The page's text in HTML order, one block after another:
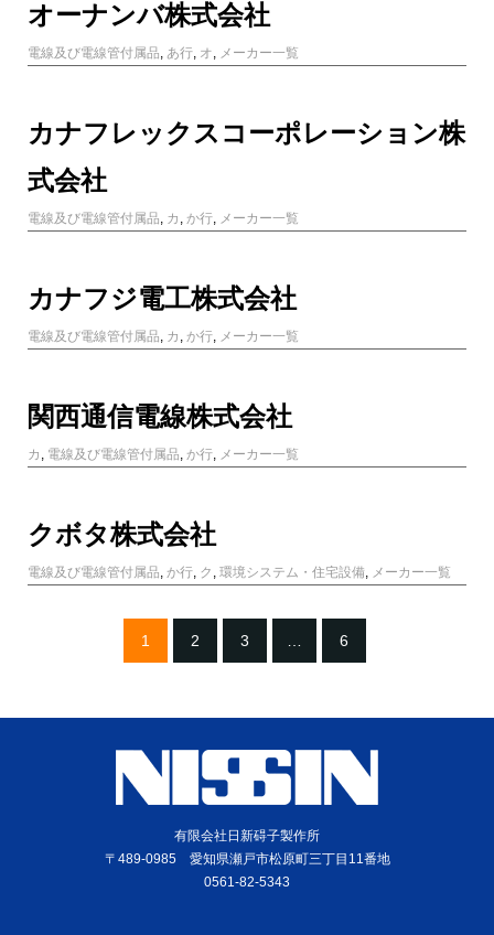
オーナンバ株式会社
電線及び電線管付属品, あ行, オ, メーカー一覧
カナフレックスコーポレーション株
式会社
電線及び電線管付属品, カ , か行, メーカー一覧
カナフジ電工株式会社
電線及び電線管付属品, カ , か行, メーカー一覧
関西通信電線株式会社
カ , 電線及び電線管付属品, か行, メーカー一覧
クボタ株式会社
電線及び電線管付属品, か行, ク , 環境システム・住宅設備, メーカー一覧
1 2 3 6
有限会社日新碍子製作所
〒489-0985 愛知県瀬戸市松原町三丁目11番地
0561-82-5343